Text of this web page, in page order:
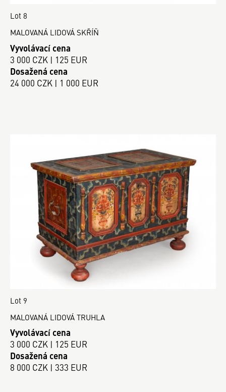
Lot 8
MALOVANÁ LIDOVÁ SKŘÍŇ
Vyvolávací cena
3 000 CZK | 125 EUR
Dosažená cena
24 000 CZK | 1 000 EUR
Lot 9
MALOVANÁ LIDOVÁ TRUHLA
Vyvolávací cena
3 000 CZK | 125 EUR
Dosažená cena
8 000 CZK | 333 EUR